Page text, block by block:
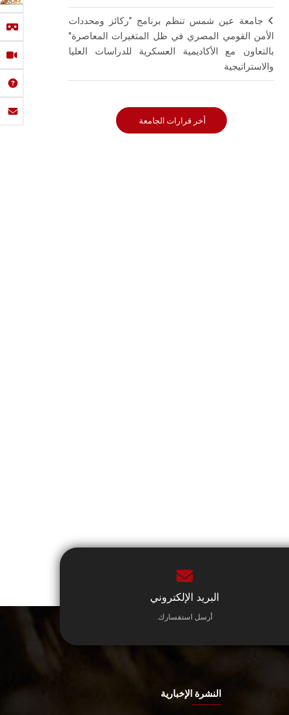
جامعة عين شمس تنظم برنامج "ركائز ومحددات
الأمن القومي المصري في ظل المتغيرات المعاصرة"
بالتعاون مع الأكاديمية العسكرية للدراسات العليا
والاستراتيجية
أخر قرارات الجامعة
البريد الإلكتروني
أرسل استفسارك.
النشرة الإخبارية